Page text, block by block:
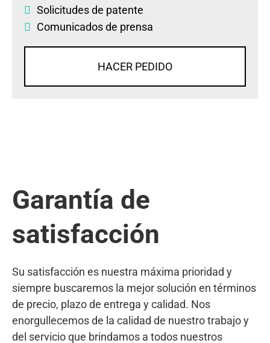
Solicitudes de patente
Comunicados de prensa
HACER PEDIDO
Garantía de
satisfacción
Su satisfacción es nuestra máxima prioridad y
siempre buscaremos la mejor solución en términos
de precio, plazo de entrega y calidad. Nos
enorgullecemos de la calidad de nuestro trabajo y
del servicio que brindamos a todos nuestros